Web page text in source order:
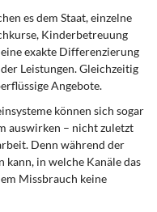
es dem Staat, einzelne
Kinderbetreuung
exakte Dif­ferenzierung
Leistungen. Gleichzei­tig
Angebote.
können sich sogar
aus­wirken – nicht zuletzt
Denn wäh­rend der
kann, in welche Kanäle das
Missbrauch keine